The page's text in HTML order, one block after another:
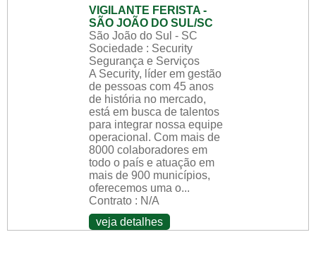
VIGILANTE FERISTA -
SÃO JOÃO DO SUL/SC
São João do Sul - SC
Sociedade : Security
Segurança e Serviços
A Security, líder em gestão
de pessoas com 45 anos
de história no mercado,
está em busca de talentos
para integrar nossa equipe
operacional. Com mais de
8000 colaboradores em
todo o país e atuação em
mais de 900 municípios,
oferecemos uma o...
Contrato : N/A
veja detalhes